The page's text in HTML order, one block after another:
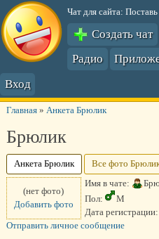
Чат для сайта:
Создать чат
Радио
Вход
Главная» Анкета Брюлик
Брюлик
Анкета Брюлик Все фото
(нет фото)
Добавить фото
Имя в чате:
Пол:
М
Дата регистрации:
Отправить личное сообщение